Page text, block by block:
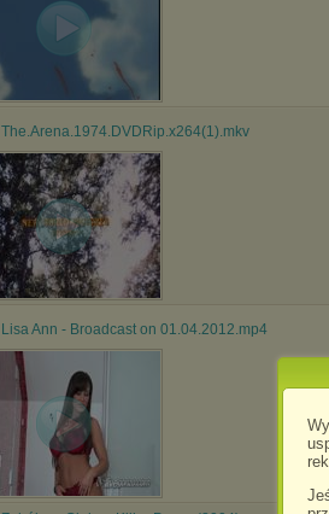
The.Arena.1974.DVDRip.x264(1).mkv
Lisa Ann - Broadcast on 01.04.2012.mp4